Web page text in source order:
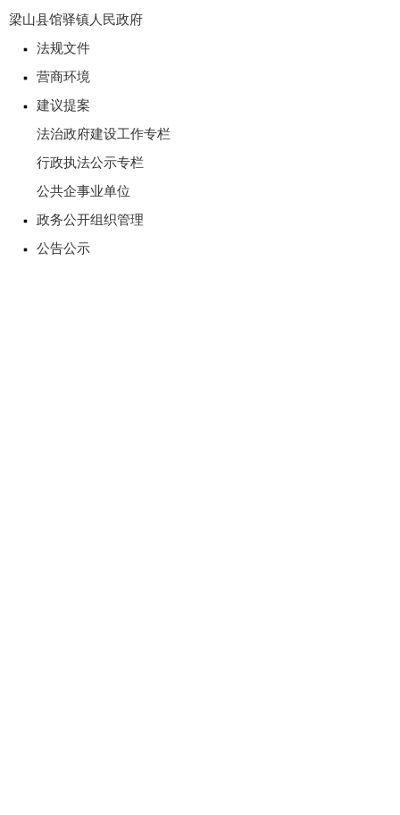
梁山县馆驿镇人民政府
法规文件
营商环境
建议提案
法治政府建设工作专栏
行政执法公示专栏
公共企事业单位
政务公开组织管理
公告公示